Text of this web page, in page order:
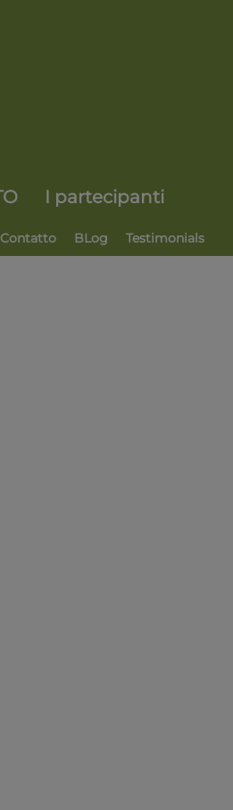
I partecipanti
Contatto BLog Testimonials